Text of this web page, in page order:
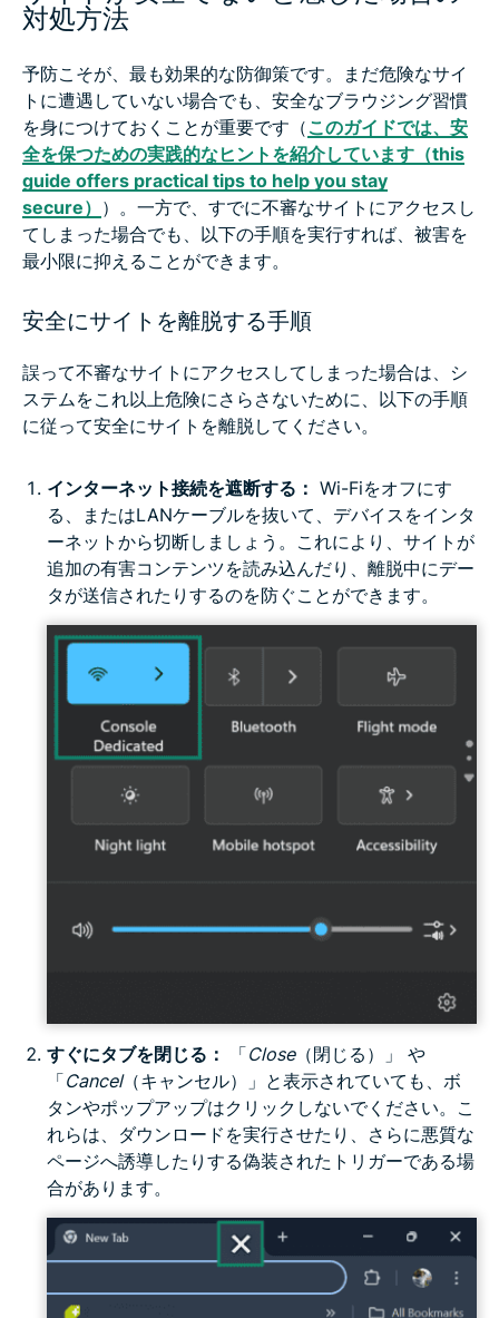
対処方法
予防こそが、最も効果的な防御策です。まだ危険なサイ
トに遭遇していない場合でも、安全なブラウジング習慣
を身につけておくことが重要です（ このガイドでは、安
全を保つための実践的なヒントを紹介しています（this
guide offers practical tips to help you stay
secure） ）。一方で、すでに不審なサイトにアクセスし
てしまった場合でも、以下の手順を実行すれば、被害を
最小限に抑えることができます。
安全にサイトを離脱する手順
誤って不審なサイトにアクセスしてしまった場合は、シ
ステムをこれ以上危険にさらさないために、以下の手順
に従って安全にサイトを離脱してください。
インターネット接続を遮断する： Wi-Fiをオフにす
る、またはLANケーブルを抜いて、デバイスをインタ
ーネットから切断しましょう。これにより、サイトが
追加の有害コンテンツを読み込んだり、離脱中にデー
タが送信されたりするのを防ぐことができます。
すぐにタブを閉じる： 「Close（閉じる）」 や
「Cancel（キャンセル）」と表示されていても、ボ
タンやポップアップはクリックしないでください。こ
れらは、ダウンロードを実行させたり、さらに悪質な
ページへ誘導したりする偽装されたトリガーである場
合があります。